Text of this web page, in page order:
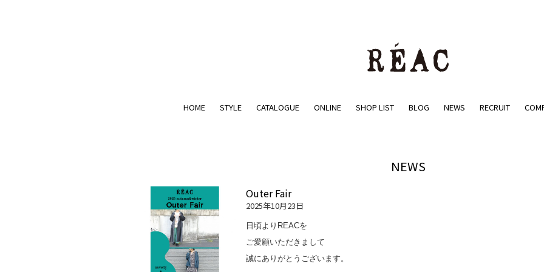
HOME STYLE CATALOGUE ONLINE SHOP LIST BLOG NEWS RECRUIT
NEWS
Outer Fair
2025年10月23日
日頃よりREACを
ご愛顧いただきまして
誠にありがとうございます。